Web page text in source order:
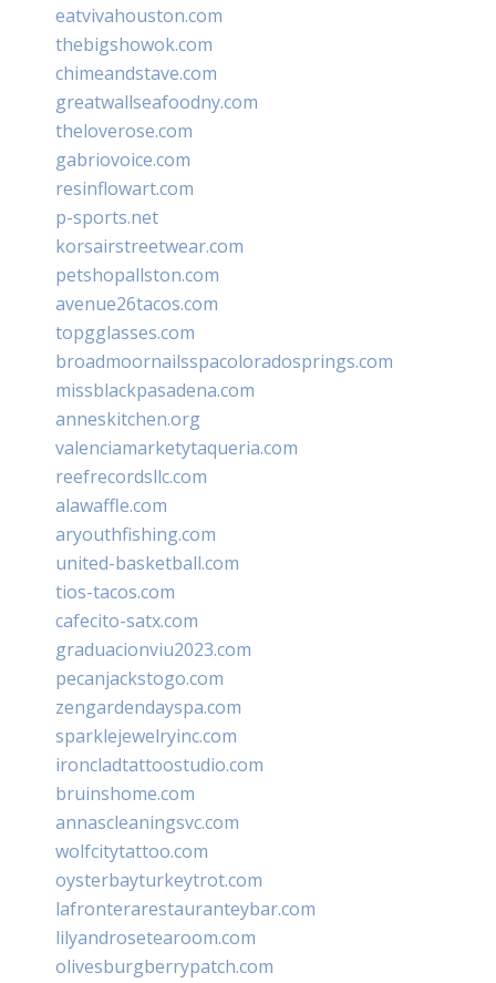
eatvivahouston.com
thebigshowok.com
chimeandstave.com
greatwallseafoodny.com
theloverose.com
gabriovoice.com
resinflowart.com
p-sports.net
korsairstreetwear.com
petshopallston.com
avenue26tacos.com
topgglasses.com
broadmoornailsspacoloradosprings.com
missblackpasadena.com
anneskitchen.org
valenciamarketytaqueria.com
reefrecordsllc.com
alawaffle.com
aryouthfishing.com
united-basketball.com
tios-tacos.com
cafecito-satx.com
graduacionviu2023.com
pecanjackstogo.com
zengardendayspa.com
sparklejewelryinc.com
ironcladtattoostudio.com
bruinshome.com
annascleaningsvc.com
wolfcitytattoo.com
oysterbayturkeytrot.com
lafronterarestauranteybar.com
lilyandrosetearoom.com
olivesburgberrypatch.com